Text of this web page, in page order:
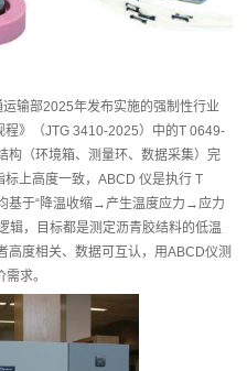
输部2025年发布实施的强制性行业
》（JTG 3410-2025）中的T 0649-
构（环境箱、测量环、数据采集）完
上高度一致，ABCD 仪是执行 T
基于“降温收缩→产生温度应力→应力
，目标都是测定沥青胶结料的低温
高度相关、数据可互认，用ABCD仪测
求。